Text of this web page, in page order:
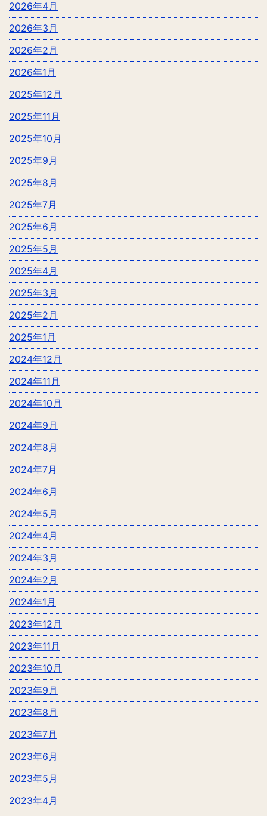
2026年4月
2026年3月
2026年2月
2026年1月
2025年12月
2025年11月
2025年10月
2025年9月
2025年8月
2025年7月
2025年6月
2025年5月
2025年4月
2025年3月
2025年2月
2025年1月
2024年12月
2024年11月
2024年10月
2024年9月
2024年8月
2024年7月
2024年6月
2024年5月
2024年4月
2024年3月
2024年2月
2024年1月
2023年12月
2023年11月
2023年10月
2023年9月
2023年8月
2023年7月
2023年6月
2023年5月
2023年4月